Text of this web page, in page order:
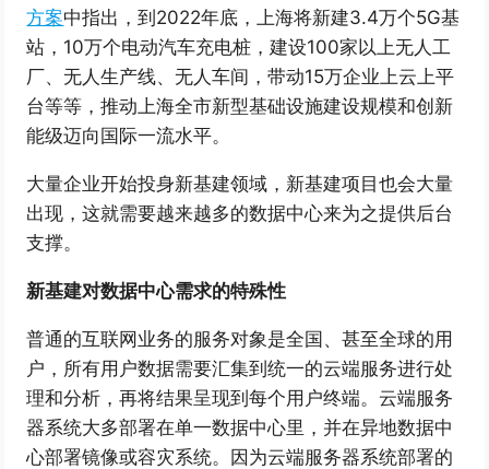
方案中指出，到2022年底，上海将新建3.4万个5G基
站，10万个电动汽车充电桩，建设100家以上无人工
厂、无人生产线、无人车间，带动15万企业上云上平
台等等，推动上海全市新型基础设施建设规模和创新
能级迈向国际一流水平。
大量企业开始投身新基建领域，新基建项目也会大量
出现，这就需要越来越多的数据中心来为之提供后台
支撑。
新基建对数据中心需求的特殊性
普通的互联网业务的服务对象是全国、甚至全球的用
户，所有用户数据需要汇集到统一的云端服务进行处
理和分析，再将结果呈现到每个用户终端。云端服务
器系统大多部署在单一数据中心里，并在异地数据中
心部署镜像或容灾系统。因为云端服务器系统部署的